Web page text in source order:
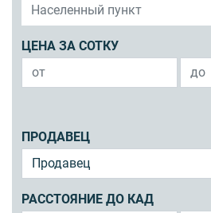
ЦЕНА ЗА СОТКУ
ПРОДАВЕЦ
РАССТОЯНИЕ ДО КАД